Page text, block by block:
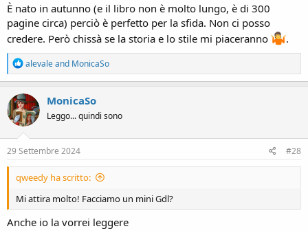
È nato in autunno (e il libro non è molto lungo, è di 300
pagine circa) perciò è perfetto per la sfida. Non ci posso
credere. Però chissà se la storia e lo stile mi piaceranno
.
R
e
a
c
t
i
o
n
s
alevaleand MonicaSo
MonicaSo
Leggo... quindi sono
29 Settembre 2024 #28
qweedy ha scritto:
Mi attira molto! Facciamo un mini Gdl?
Anche io la vorrei leggere